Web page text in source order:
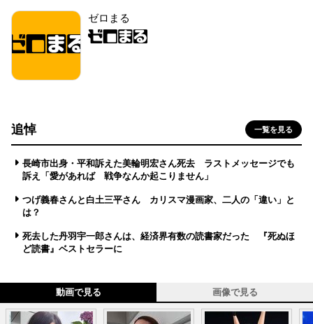
ゼロまる
追悼 一覧を見る
長崎市出身・平和訴えた美輪明宏さん死去 ラストメッセージでも
訴え「愛があれば 戦争なんか起こりません」
つげ義春さんと白土三平さん カリスマ漫画家、二人の「違い」と
は？
死去した丹羽宇一郎さんは、経済界有数の読書家だった 『死ぬほ
ど読書』ベストセラーに
動画で見る 画像で見る